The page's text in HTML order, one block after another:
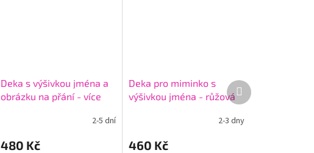
Deka s výšivkou jména a
obrázku na přání - více
2-5 dní
480 Kč
Deka pro miminko s
výšivkou jména - růžová
2-3 dny
460 Kč
Další
produkt